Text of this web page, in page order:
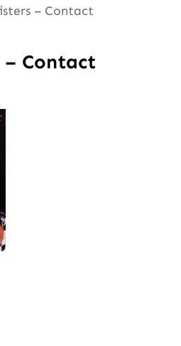
– Contact
Contact